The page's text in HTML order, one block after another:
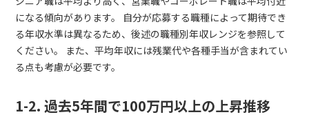
になる傾向があります。 自分が応募する職種によって期待でき
る年収水準は異なるため、後述の職種別年収レンジを参照して
ください。 また、平均年収には残業代や各種手当が含まれてい
る点も考慮が必要です。
1-2. 過去5年間で100万円以上の上昇推移